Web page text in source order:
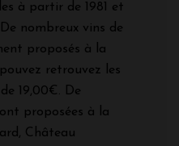
à partir de 1981 et
nombreux vins de
proposés à la
retrouvez les
19,00€. De
proposées à la
Château